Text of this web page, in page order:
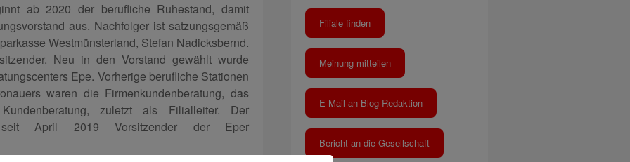
ab 2020 der berufliche Ruhestand, damit
aus. Nachfolger ist satzungsgemäß
Westmünsterland, Stefan Nadicksbernd.
Neu in den Vorstand gewählt wurde
Epe. Vorherige berufliche Stationen
waren die Firmenkundenberatung, das
zuletzt als Filialleiter. Der
seit April 2019 Vorsitzender der Eper
Filiale finden
Meinung mitteilen
E-Mail an Blog-Redaktion
Bericht an die Gesellschaft